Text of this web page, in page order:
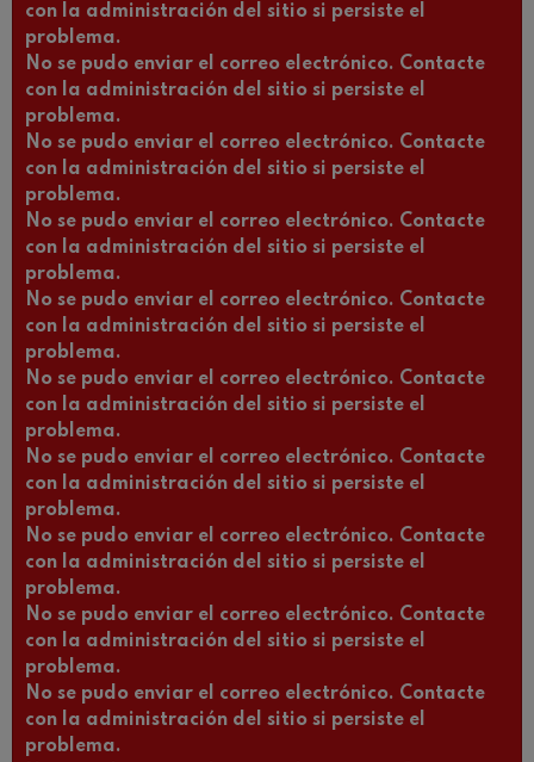
con la administración del sitio si persiste el
problema.
No se pudo enviar el correo electrónico. Contacte
con la administración del sitio si persiste el
problema.
No se pudo enviar el correo electrónico. Contacte
con la administración del sitio si persiste el
problema.
No se pudo enviar el correo electrónico. Contacte
con la administración del sitio si persiste el
problema.
No se pudo enviar el correo electrónico. Contacte
con la administración del sitio si persiste el
problema.
No se pudo enviar el correo electrónico. Contacte
con la administración del sitio si persiste el
problema.
No se pudo enviar el correo electrónico. Contacte
con la administración del sitio si persiste el
problema.
No se pudo enviar el correo electrónico. Contacte
con la administración del sitio si persiste el
problema.
No se pudo enviar el correo electrónico. Contacte
con la administración del sitio si persiste el
problema.
No se pudo enviar el correo electrónico. Contacte
con la administración del sitio si persiste el
problema.